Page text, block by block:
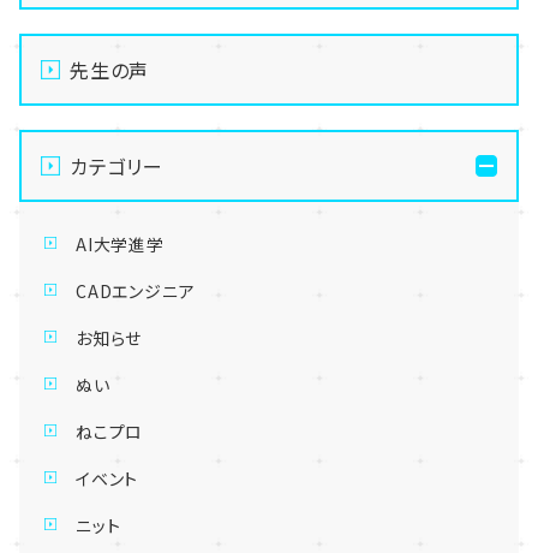
先生の声
カテゴリー
AI大学進学
CADエンジニア
お知らせ
ぬい
ねこプロ
イベント
ニット